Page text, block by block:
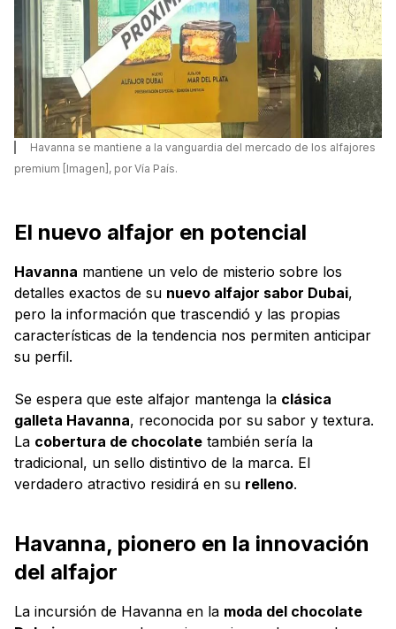
Havanna se mantiene a la vanguardia del mercado de los alfajores
premium [Imagen], por Vía País.
El nuevo alfajor en potencial
Havanna mantiene un velo de misterio sobre los
detalles exactos de su nuevo alfajor sabor Dubai,
pero la información que trascendió y las propias
características de la tendencia nos permiten anticipar
su perfil.
Se espera que este alfajor mantenga la clásica
galleta Havanna, reconocida por su sabor y textura.
La cobertura de chocolate también sería la
tradicional, un sello distintivo de la marca. El
verdadero atractivo residirá en su relleno.
Havanna, pionero en la innovación
del alfajor
La incursión de Havanna en la moda del chocolate